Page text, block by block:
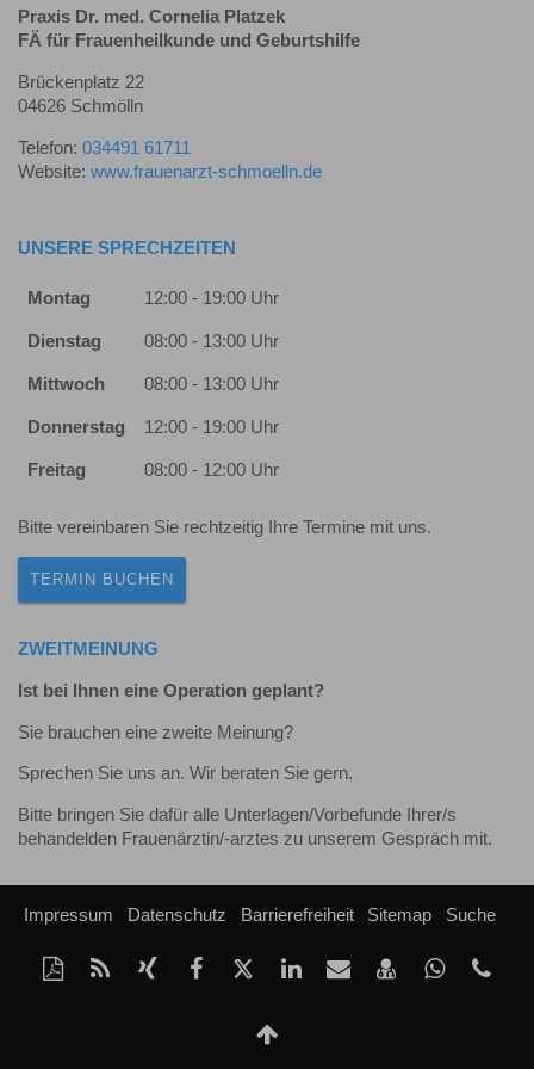
Praxis Dr. med. Cornelia Platzek
FÄ für Frauenheilkunde und Geburtshilfe
Brückenplatz 22
04626 Schmölln
Telefon: 034491 61711
Website: www.frauenarzt-schmoelln.de
UNSERE SPRECHZEITEN
Montag 12:00 - 19:00 Uhr
Dienstag 08:00 - 13:00 Uhr
Mittwoch 08:00 - 13:00 Uhr
Donnerstag 12:00 - 19:00 Uhr
Freitag 08:00 - 12:00 Uhr
Bitte vereinbaren Sie rechtzeitig Ihre Termine mit uns.
TERMIN BUCHEN
ZWEITMEINUNG
Ist bei Ihnen eine Operation geplant?
Sie brauchen eine zweite Meinung?
Sprechen Sie uns an. Wir beraten Sie gern.
Bitte bringen Sie dafür alle Unterlagen/Vorbefunde Ihrer/s
behandelden Frauenärztin/-arztes zu unserem Gespräch mit.
Impressum Datenschutz Barrierefreiheit Sitemap Suche
Diese
Seite
RSS-
Feed
Auf
Xing
Auf
Facebook
Auf
Twitter
LinkedIn
Per
Mail
vCard
speichern
Auf
Whatsapp